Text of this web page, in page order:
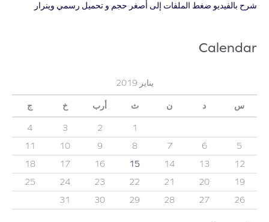
شرح بالفيديو ضغط الملفات إلى أصغر حجم و تحميل رسمي وينرار
Calendar
يناير 2019
س د ن ث أرب خ ج
1
2
3
4
5
6
7
8
9
10
11
12
13
14
15
16
17
18
19
20
21
22
23
24
25
26
27
28
29
30
31